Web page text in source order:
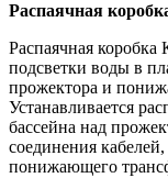
Распаячная
Распаячная
подсветки воды в
прожектора и
Устанавливается
бассейна над
соединения
понижающего